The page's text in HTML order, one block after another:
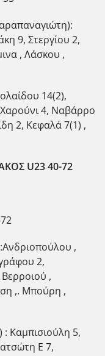
9, Στεργίου 2,
, Λάσκου ,
14(2),
4, Ναβάρρο
2, Κεφαλά 7(1) ,
U23 40-72
,
2,
,
,. Μπούρη ,
Καμπισιούλη 5,
Ε 7,